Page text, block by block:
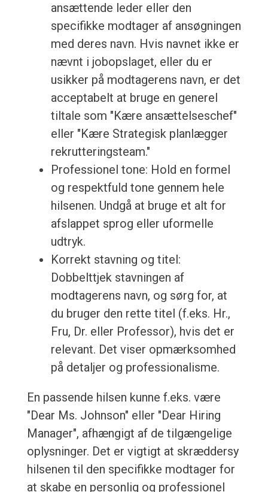
ansættende leder eller den
specifikke modtager af ansøgningen
med deres navn. Hvis navnet ikke er
nævnt i jobopslaget, eller du er
usikker på modtagerens navn, er det
acceptabelt at bruge en generel
tiltale som "Kære ansættelseschef"
eller "Kære Strategisk planlægger
rekrutteringsteam."
Professionel tone: Hold en formel
og respektfuld tone gennem hele
hilsenen. Undgå at bruge et alt for
afslappet sprog eller uformelle
udtryk.
Korrekt stavning og titel:
Dobbelttjek stavningen af
modtagerens navn, og sørg for, at
du bruger den rette titel (f.eks. Hr.,
Fru, Dr. eller Professor), hvis det er
relevant. Det viser opmærksomhed
på detaljer og professionalisme.
En passende hilsen kunne f.eks. være
"Dear Ms. Johnson" eller "Dear Hiring
Manager", afhængigt af de tilgængelige
oplysninger. Det er vigtigt at skræddersy
hilsenen til den specifikke modtager for
at skabe en personlig og professionel